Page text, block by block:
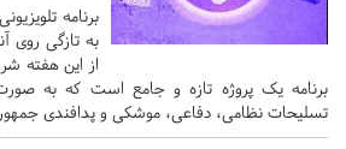
برنامه
به تازگی روی
از این هفته
برنامه یک پروژه تازه و جامع است که به
تسلیحات نظامی، دفاعی، موشکی و پدافندی